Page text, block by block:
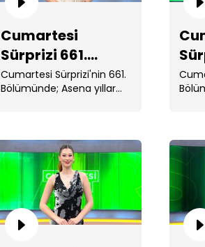
Cumartesi
Sürprizi 661.
Bölüm
Cumartesi Sürprizi'nin 661.
Bölümünde; Asena yıllar